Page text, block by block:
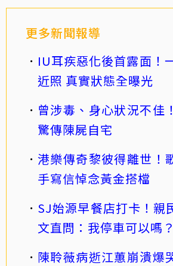
更多新聞報導
IU耳疾惡化後首露面！
近照 真實狀態全曝光
曾涉毒、身心狀況不佳
驚傳陳屍自宅
港樂傳奇黎彼得離世！
手寫信悼念黃金搭檔
SJ始源早餐店打卡！親
文直問：我停車可以嗎？
陳聆薇病逝江蕙崩潰爆